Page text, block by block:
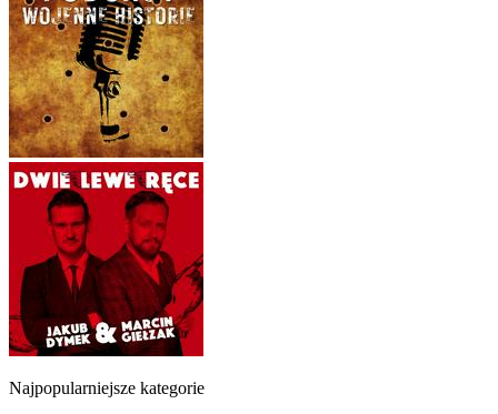
Najpopularniejsze kategorie